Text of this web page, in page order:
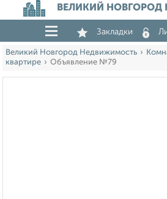
ВЕЛИКИЙ
Закладки
Великий Новгород Недвижимость
квартире
Объявление №79